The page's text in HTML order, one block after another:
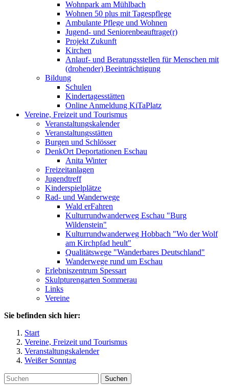
Wohnpark am Mühlbach
Wohnen 50 plus mit Tagespflege
Ambulante Pflege und Wohnen
Jugend- und Seniorenbeauftrage(r)
Projekt Zukunft
Kirchen
Anlauf- und Beratungsstellen für Menschen mit
(drohender) Beeinträchtigung
Bildung
Schulen
Kindertagesstätten
Online Anmeldung KiTaPlatz
Vereine, Freizeit und Tourismus
Veranstaltungskalender
Veranstaltungsstätten
Burgen und Schlösser
DenkOrt Deportationen Eschau
Anita Winter
Freizeitanlagen
Jugendtreff
Kinderspielplätze
Rad- und Wanderwege
Wald erFahren
Kulturrundwanderweg Eschau "Burg
Wildenstein"
Kulturrundwanderweg Hobbach "Wo der Wolf
am Kirchpfad heult"
Qualitätswege "Wanderbares Deutschland"
Wanderwege rund um Eschau
Erlebniszentrum Spessart
Skulpturengarten Sommerau
Links
Vereine
Sie befinden sich hier:
Start
Vereine, Freizeit und Tourismus
Veranstaltungskalender
Weißer Sonntag
Suchen